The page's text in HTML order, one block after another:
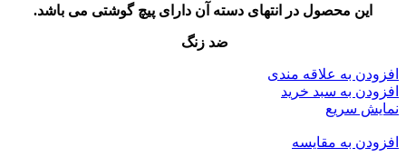
این محصول در انتهای دسته آن دارای پیچ گوشتی می باشد.
ضد زنگ
افزودن به علاقه مندی
افزودن به سبد خرید
نمایش سریع
افزودن به مقایسه